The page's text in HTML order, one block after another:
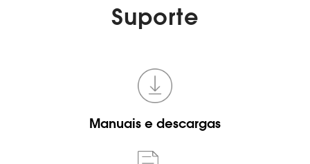
Suporte
Manuais e descargas